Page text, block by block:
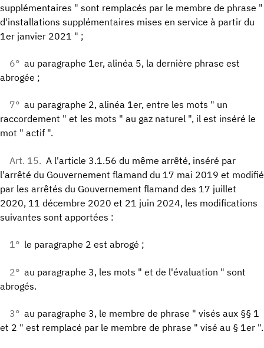
supplémentaires " sont remplacés par le membre de phrase "
d'installations supplémentaires mises en service à partir du
1er janvier 2021 " ;
6° au paragraphe 1er, alinéa 5, la dernière phrase est
abrogée ;
7° au paragraphe 2, alinéa 1er, entre les mots " un
raccordement " et les mots " au gaz naturel ", il est inséré le
mot " actif ".
Art. 15. A l'article 3.1.56 du même arrêté, inséré par
l'arrêté du Gouvernement flamand du 17 mai 2019 et modifié
par les arrêtés du Gouvernement flamand des 17 juillet
2020, 11 décembre 2020 et 21 juin 2024, les modifications
suivantes sont apportées :
1° le paragraphe 2 est abrogé ;
2° au paragraphe 3, les mots " et de l'évaluation " sont
abrogés.
3° au paragraphe 3, le membre de phrase " visés aux §§ 1
et 2 " est remplacé par le membre de phrase " visé au § 1er ".